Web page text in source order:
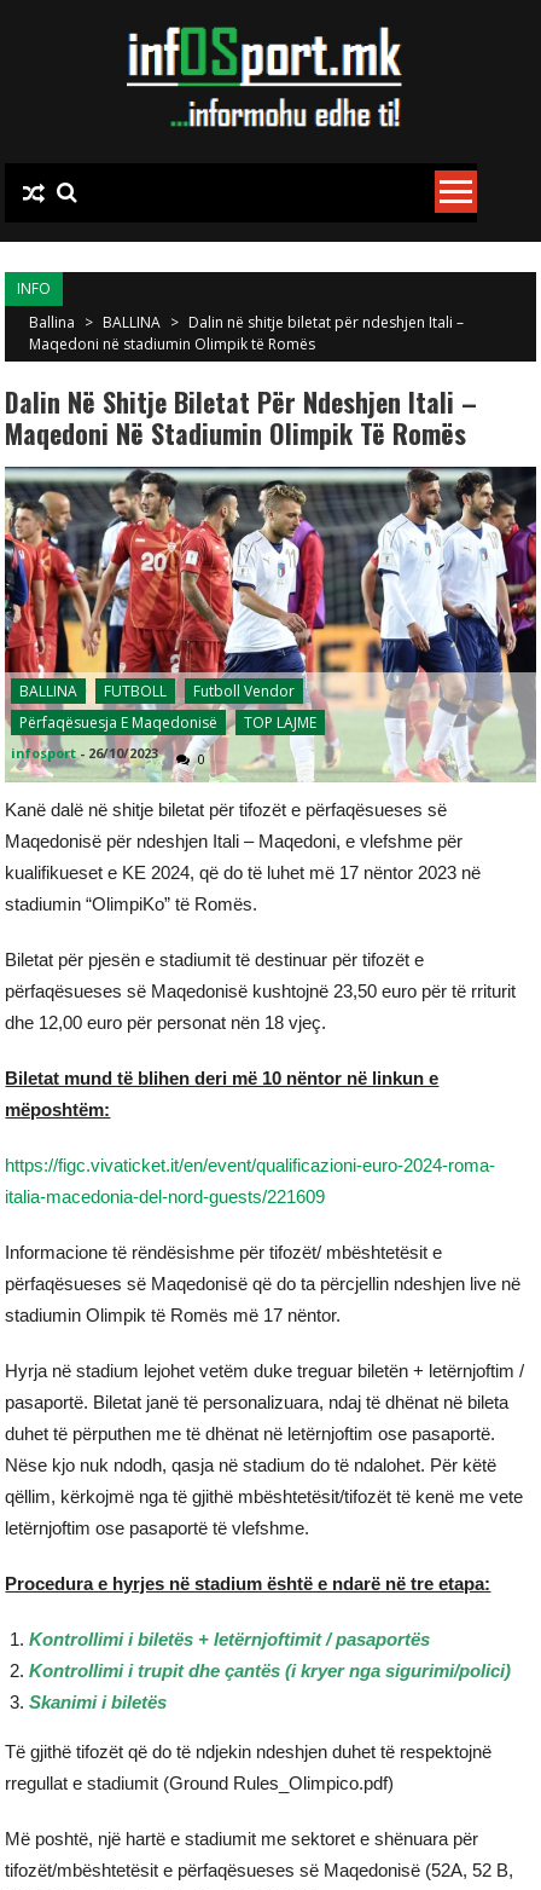
INFO
Ballina > BALLINA > Dalin në shitje biletat për ndeshjen Itali –
Maqedoni në stadiumin Olimpik të Romës
Dalin Në Shitje Biletat Për Ndeshjen Itali –
Maqedoni Në Stadiumin Olimpik Të Romës
BALLINA FUTBOLL
Futboll Vendor
Përfaqësuesja E Maqedonisë
TOP LAJME
infosport - 26/10/2023 0
Kanë dalë në shitje biletat për tifozët e përfaqësueses së
Maqedonisë për ndeshjen Itali – Maqedoni, e vlefshme për
kualifikueset e KE 2024, që do të luhet më 17 nëntor 2023 në
stadiumin “OlimpiKo” të Romës.
Biletat për pjesën e stadiumit të destinuar për tifozët e
përfaqësueses së Maqedonisë kushtojnë 23,50 euro për të rriturit
dhe 12,00 euro për personat nën 18 vjeç.
Biletat mund të blihen deri më 10 nëntor në linkun e
mëposhtëm:
https://figc.vivaticket.it/en/event/qualificazioni-euro-2024-roma-
italia-macedonia-del-nord-guests/221609
Informacione të rëndësishme për tifozët/ mbështetësit e
përfaqësueses së Maqedonisë që do ta përcjellin ndeshjen live në
stadiumin Olimpik të Romës më 17 nëntor.
Hyrja në stadium lejohet vetëm duke treguar biletën + letërnjoftim /
pasaportë. Biletat janë të personalizuara, ndaj të dhënat në bileta
duhet të përputhen me të dhënat në letërnjoftim ose pasaportë.
Nëse kjo nuk ndodh, qasja në stadium do të ndalohet. Për këtë
qëllim, kërkojmë nga të gjithë mbështetësit/tifozët të kenë me vete
letërnjoftim ose pasaportë të vlefshme.
Procedura e hyrjes në stadium është e ndarë në tre etapa:
Kontrollimi i biletës + letërnjoftimit / pasaportës
Kontrollimi i trupit dhe çantës (i kryer nga sigurimi/polici)
Skanimi i biletës
Të gjithë tifozët që do të ndjekin ndeshjen duhet të respektojnë
rregullat e stadiumit (Ground Rules_Olimpico.pdf)
Më poshtë, një hartë e stadiumit me sektoret e shënuara për
tifozët/mbështetësit e përfaqësueses së Maqedonisë (52A, 52 B,